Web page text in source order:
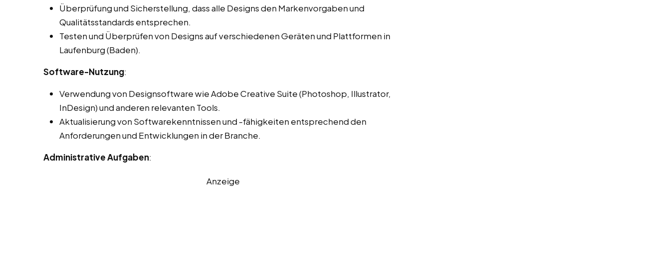
Überprüfung und Sicherstellung, dass alle Designs den Markenvorgaben und
Qualitätsstandards entsprechen.
Testen und Überprüfen von Designs auf verschiedenen Geräten und Plattformen in
Laufenburg (Baden).
Software-Nutzung:
Verwendung von Designsoftware wie Adobe Creative Suite (Photoshop, Illustrator,
InDesign) und anderen relevanten Tools.
Aktualisierung von Softwarekenntnissen und -fähigkeiten entsprechend den
Anforderungen und Entwicklungen in der Branche.
Administrative Aufgaben:
Anzeige